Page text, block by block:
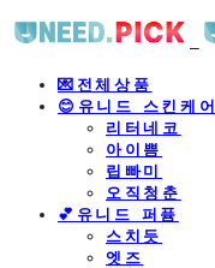
💌전체상품
😊유니드 스킨케어
리터네코
아이쁨
립빠미
오직청춘
💕유니드 퍼퓸
스치듯
엣즈